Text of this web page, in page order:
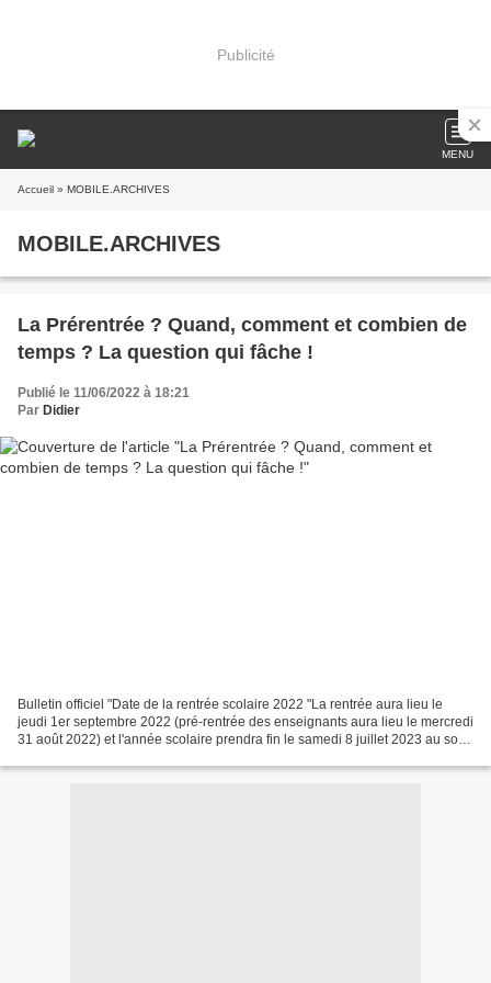
Publicité
MENU
Accueil » MOBILE.ARCHIVES
MOBILE.ARCHIVES
La Prérentrée ? Quand, comment et combien de
temps ? La question qui fâche !
Publié le 11/06/2022 à 18:21
Par Didier
Bulletin officiel "Date de la rentrée scolaire 2022 "La rentrée aura lieu le
jeudi 1er septembre 2022 (pré-rentrée des enseignants aura lieu le mercredi
31 août 2022) et l'année scolaire prendra fin le samedi 8 juillet 2023 au soir."